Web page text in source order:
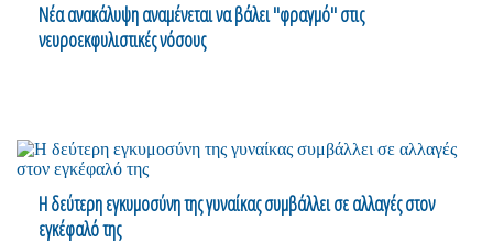
Νέα ανακάλυψη αναμένεται να βάλει "φραγμό" στις
νευροεκφυλιστικές νόσους
Η δεύτερη εγκυμοσύνη της γυναίκας συμβάλλει σε αλλαγές στον
εγκέφαλό της